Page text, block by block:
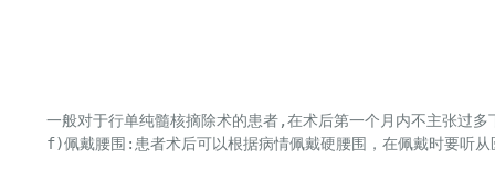
一般对于行单纯髓核摘除术的患者,在术后第一个月内不主张过
f)佩戴腰围:患者术后可以根据病情佩戴硬腰围，在佩戴时要听从